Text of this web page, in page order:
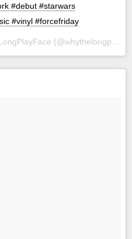
#debut #starwars
#vinyl #forcefriday